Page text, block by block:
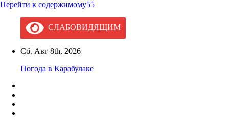
Перейти к содержимому55
СЛАБОВИДЯЩИМ
Сб. Авг 8th, 2026
Погода в Карабулаке